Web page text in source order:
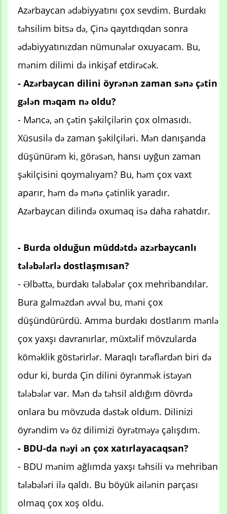
Azərbaycan ədəbiyyatını çox sevdim. Burdakı
təhsilim bitsə də, Çinə qayıtdıqdan sonra
ədəbiyyatınızdan nümunələr oxuyacam. Bu,
mənim dilimi də inkişaf etdirəcək.
- Azərbaycan dilini öyrənən zaman sənə çətin
gələn məqam nə oldu?
- Məncə, ən çətin şəkilçilərin çox olmasıdı.
Xüsusilə də zaman şəkilçiləri. Mən danışanda
düşünürəm ki, görəsən, hansı uyğun zaman
şəkilçisini qoymalıyam? Bu, həm çox vaxt
aparır, həm də mənə çətinlik yaradır.
Azərbaycan dilində oxumaq isə daha rahatdır.
- Burda olduğun müddətdə azərbaycanlı
tələbələrlə dostlaşmısan?
- Əlbəttə, burdakı tələbələr çox mehribandılar.
Bura gəlməzdən əvvəl bu, məni çox
düşündürürdü. Amma burdakı dostlarım mənlə
çox yaxşı davranırlar, müxtəlif mövzularda
köməklik göstərirlər. Maraqlı tərəflərdən biri də
odur ki, burda Çin dilini öyrənmək istəyən
tələbələr var. Mən də təhsil aldığım dövrdə
onlara bu mövzuda dəstək oldum. Dilinizi
öyrəndim və öz dilimizi öyrətməyə çalışdım.
- BDU-da nəyi ən çox xatırlayacaqsan?
- BDU mənim ağlımda yaxşı təhsili və mehriban
tələbələri ilə qaldı. Bu böyük ailənin parçası
olmaq çox xoş oldu.